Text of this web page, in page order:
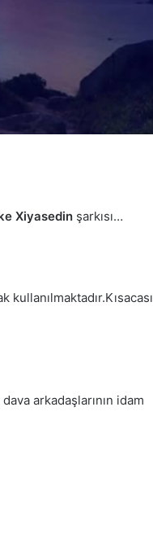
Xiyasedin şarkısı…
kullanılmaktadır.Kısacası
arkadaşlarının idam